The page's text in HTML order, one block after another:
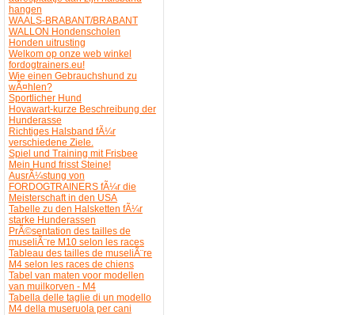
hangen
WAALS-BRABANT/BRABANT
WALLON Hondenscholen
Honden uitrusting
Welkom op onze web winkel
fordogtrainers.eu!
Wie einen Gebrauchshund zu
wÃ¤hlen?
Sportlicher Hund
Hovawart-kurze Beschreibung der
Hunderasse
Richtiges Halsband fÃ¼r
verschiedene Ziele.
Spiel und Training mit Frisbee
Mein Hund frisst Steine!
AusrÃ¼stung von
FORDOGTRAINERS fÃ¼r die
Meisterschaft in den USA
Tabelle zu den Halsketten fÃ¼r
starke Hunderassen
PrÃ©sentation des tailles de
museliÃ¨re M10 selon les races
Tableau des tailles de museliÃ¨re
M4 selon les races de chiens
Tabel van maten voor modellen
van muilkorven - M4
Tabella delle taglie di un modello
M4 della museruola per cani